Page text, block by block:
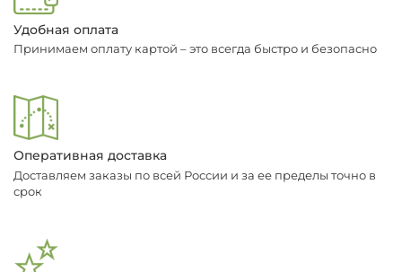
Удобная оплата
Принимаем оплату картой – это всегда быстро и безопасно
Оперативная доставка
Доставляем заказы по всей России и за ее пределы точно в
срок